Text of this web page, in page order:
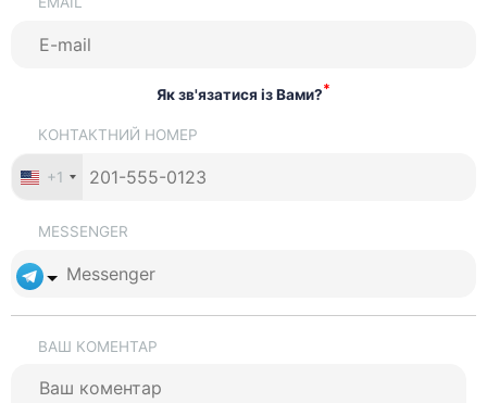
Як зв'язатися із Вами?*
КОНТАКТНИЙ НОМЕР
+1
MESSENGER
ВАШ КОМЕНТАР